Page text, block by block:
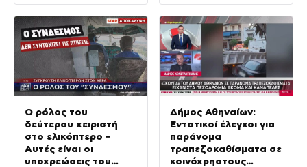
Ο ρόλος του
δεύτερου χειριστή
στο ελικόπτερο –
Αυτές είναι οι
υποχρεώσεις του
Δήμος Αθηναίων:
Εντατικοί έλεγχοι για
παράνομα
τραπεζοκαθίσματα σε
κοινόχρηστους